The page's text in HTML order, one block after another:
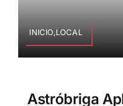
INICIO,LOCAL
Astróbriga